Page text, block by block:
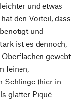
und etwas
den Vorteil, dass
und
ist es dennoch,
gewebt
feinen,
Schlinge (hier in
glatter Piqué